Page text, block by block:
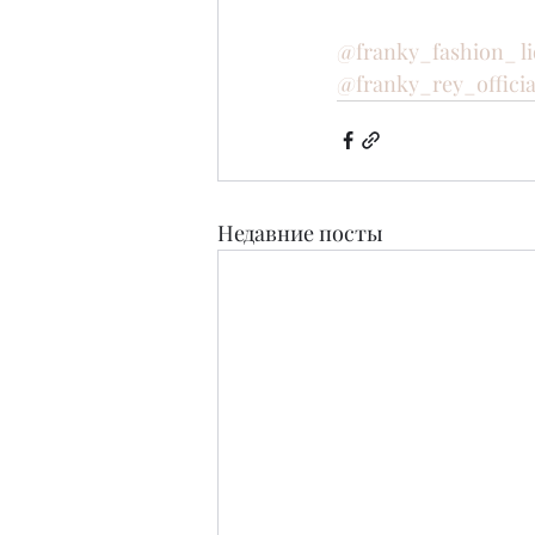
@franky_fashion_
Недавние посты